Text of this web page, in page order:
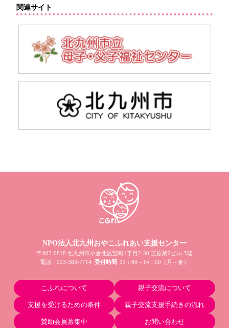
関連サイト
NPO法人北九州おやこふれあい支援センター
〒803-0818 北九州市小倉北区竪町1丁目2-30 三原第2ビル 3階
電話： 093-383-7714 受付時間 11：00～14：00（月～金）
こふれについて 親子交流について
支援を受けるための条件 親子交流支援手続きの流れ
賛助会員募集中 お問い合わせ